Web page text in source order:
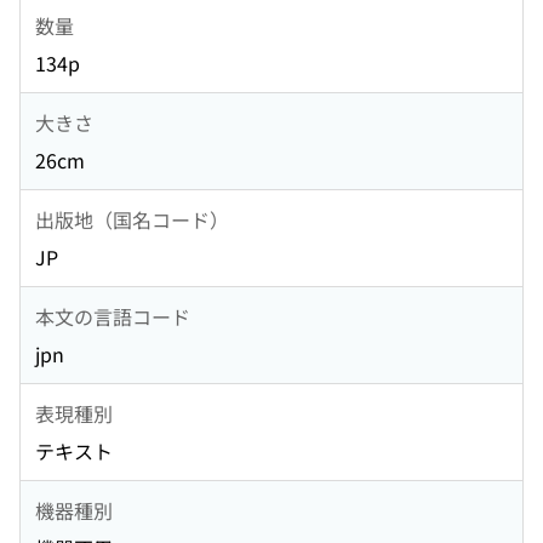
数量
134p
大きさ
26cm
出版地（国名コード）
JP
本文の言語コード
jpn
表現種別
テキスト
機器種別